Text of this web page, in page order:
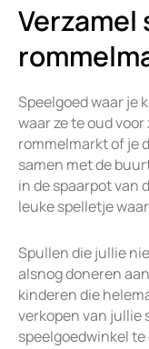
Verzamel
Speelgoed waar je
waar ze te oud
rommelmarkt of je
samen met de
in de spaarpot van
leuke spelletje
Spullen die jullie
alsnog doneren
kinderen die
verkopen van jullie
speelgoedwinkel